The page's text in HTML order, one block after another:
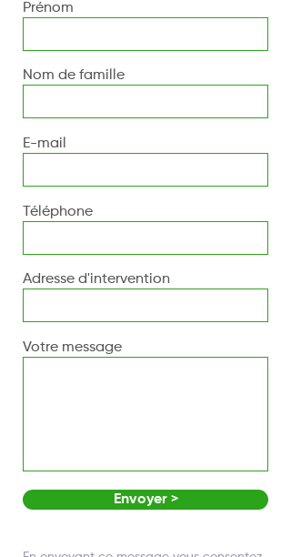
Prénom
Nom de famille
E-mail
Téléphone
Adresse d'intervention
Votre message
Envoyer >